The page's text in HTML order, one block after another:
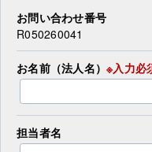
お問い合わせ番号
R050260041
お名前（法人名） ※入力必
担当者名